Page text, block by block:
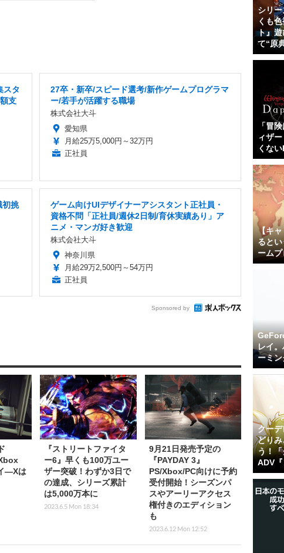
スタ
支
27卒・新卒/スピード選考/新作ゲームプログラマ
ー/若手が活躍する職場
株式会社大斗
愛知県
月給25万5,000円～32万円
正社員
初挑
ゲーム向けUIデザイナーアシスタント正社員・
資格不問「正社員/週休2日制/育休実績あり」ア
ニメ・マンガ好き歓迎
株式会社大斗
神奈川県
月給29万2,500円～54万円
正社員
Sponsored by
―Xは
『ストリートファイタ
ー6』早くも100万ユー
ザー突破！わずか3日で
の達成、シリーズ累計
は5,000万本に
2023.6.5 Mon 18:34
9月21日発売予定の
『PAYDAY 3』
PS/Xbox/PC向けに予約
受付開始！シーズンパ
スやアーリーアクセス
権付きのエディション
も
2023.6.12 Mon 12:52
シリ
くも
ト』
て“原
「冒
ィザ
くな
【キ
ると
ーム
レイ
ーミ
クーデ
どり
う！
ADV